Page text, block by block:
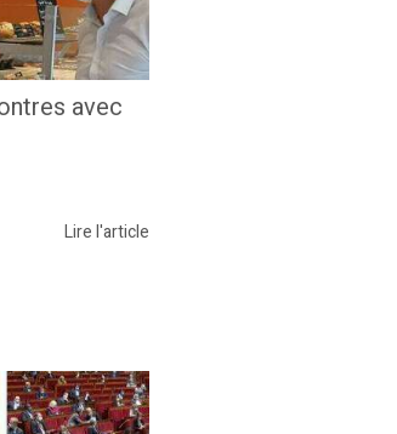
avec
Lire l'article